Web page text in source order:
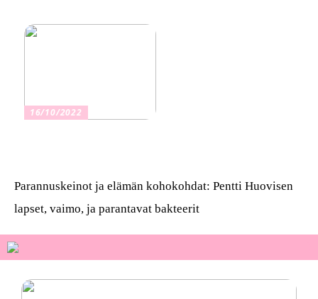
16/10/2022
Parannuskeinot ja elämän kohokohdat: Pentti Huovisen
lapset, vaimo, ja parantavat bakteerit